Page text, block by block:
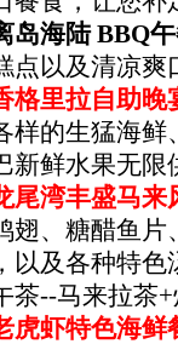
岛海陆BBQ
点以及清凉爽
格里拉自助晚
样的生猛海鲜
新鲜水果无限
尾湾丰盛马
翅、糖醋鱼片
以及各种特色
茶--马来拉茶
虎虾特色海鲜